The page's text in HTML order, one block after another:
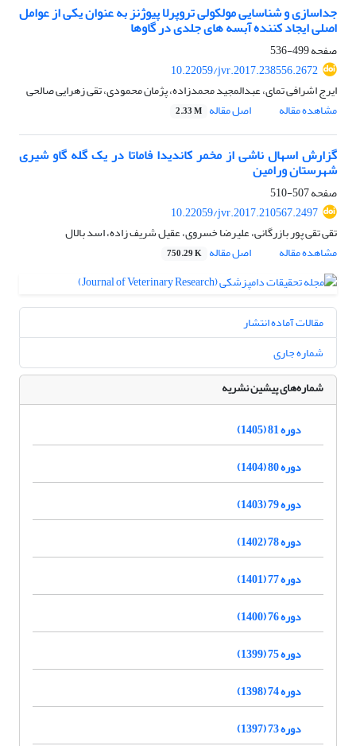
جداسازی و شناسایی مولکولی تروپرلا پیوژنز به عنوان یکی از عوامل
اصلی ایجاد کننده آبسه های جلدی در گاوها
صفحه499-536
10.22059/jvr.2017.238556.2672
ایرج اشرافی تمای، عبدالمجید محمدزاده، پژمان محمودی، تقی زهرایی صالحی
مشاهده مقاله
اصل مقاله 2.33 M
گزارش اسهال ناشی از مخمر کاندیدا فاماتا در یک گله گاو شیری
شهرستان ورامین
صفحه507-510
10.22059/jvr.2017.210567.2497
تقی تقی پور بازرگانی، علیرضا خسروی، عقیل شریف زاده، اسد بالال
مشاهده مقاله
اصل مقاله 750.29 K
مقالات آماده انتشار
شماره جاری
شماره‌های پیشین نشریه
دوره 81 (1405)
دوره 80 (1404)
دوره 79 (1403)
دوره 78 (1402)
دوره 77 (1401)
دوره 76 (1400)
دوره 75 (1399)
دوره 74 (1398)
دوره 73 (1397)